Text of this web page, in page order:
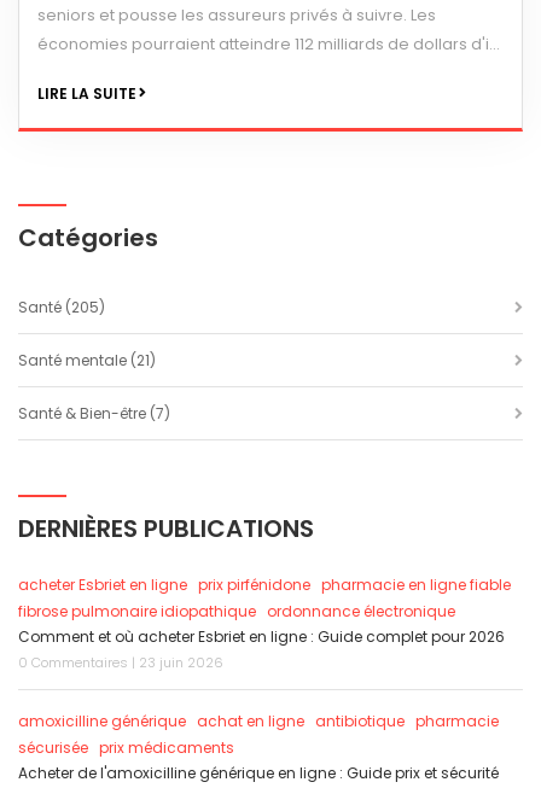
seniors et pousse les assureurs privés à suivre. Les
économies pourraient atteindre 112 milliards de dollars d'ici
LIRE LA SUITE
Catégories
Santé (205)
Santé mentale (21)
Santé & Bien-être (7)
DERNIÈRES PUBLICATIONS
acheter Esbriet en ligne prix pirfénidone pharmacie en ligne fiable
fibrose pulmonaire idiopathique ordonnance électronique
Comment et où acheter Esbriet en ligne : Guide complet pour 2026
0 Commentaires | 23 juin 2026
amoxicilline générique achat en ligne antibiotique pharmacie
sécurisée prix médicaments
Acheter de l'amoxicilline générique en ligne : Guide prix et sécurité